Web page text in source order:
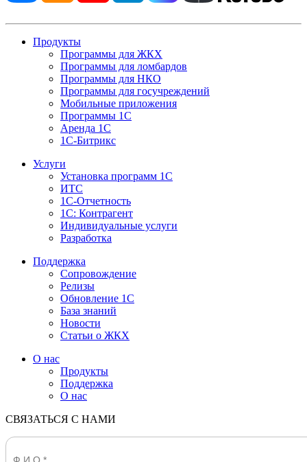
Продукты
Программы для ЖКХ
Программы для ломбардов
Программы для НКО
Программы для госучреждений
Мобильные приложения
Программы 1С
Аренда 1С
1С-Битрикс
Услуги
Установка программ 1С
ИТС
1С-Отчетность
1С: Контрагент
Индивидуальные услуги
Разработка
Поддержка
Сопровождение
Релизы
Обновление 1С
База знаний
Новости
Статьи о ЖКХ
О нас
Продукты
Поддержка
О нас
СВЯЗАТЬСЯ С НАМИ